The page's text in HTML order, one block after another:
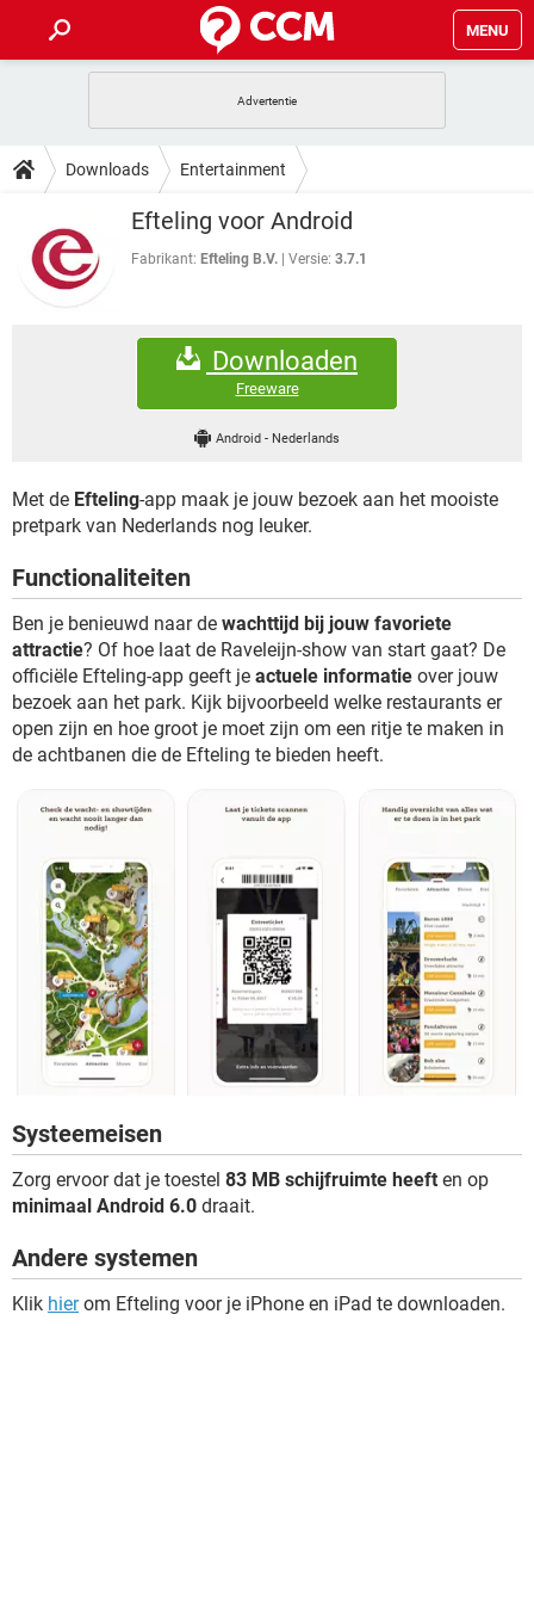
MENU
INSTAGRAM WINDOWS 10
CORONAVIRUS
GRATIS SNAPCHAT
TIKTOK
HOW-TO
VIDEOBELLEN GAMES
INSTAGRAM
NETFLIX
VIDEOBELLEN GAMES
INSTAGRAM
CORONAVIRUS
SNAPCHAT
FORUM
WINDOWS 10
CORONAVIRUS
SNAPCHAT
GAMES
GRATIS SNAPCHAT
Downloads Entertainment
Efteling voor Android
Fabrikant: Efteling B.V. Versie: 3.7.1
Downloaden
Freeware
Android - Nederlands
Met de Efteling-app maak je jouw bezoek aan het mooiste
pretpark van Nederlands nog leuker.
Functionaliteiten
Ben je benieuwd naar de wachttijd bij jouw favoriete
attractie? Of hoe laat de Raveleijn-show van start gaat? De
officiële Efteling-app geeft je actuele informatie over jouw
bezoek aan het park. Kijk bijvoorbeeld welke restaurants er
open zijn en hoe groot je moet zijn om een ritje te maken in
de achtbanen die de Efteling te bieden heeft.
Systeemeisen
Zorg ervoor dat je toestel 83 MB schijfruimte heeft en op
minimaal Android 6.0 draait.
Andere systemen
Klik hierom Efteling voor je iPhone en iPad te downloaden.